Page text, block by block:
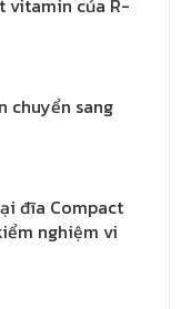
vitamin của R-
chuyển sang
đĩa Compact
nghiệm vi